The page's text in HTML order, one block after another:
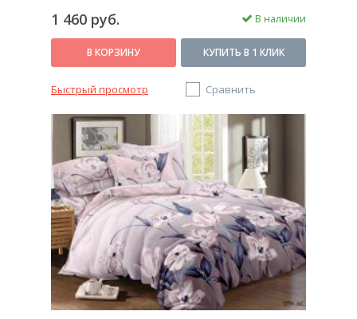
1 460 руб. В наличии
В КОРЗИНУ КУПИТЬ В 1 КЛИК
Быстрый просмотр Сравнить